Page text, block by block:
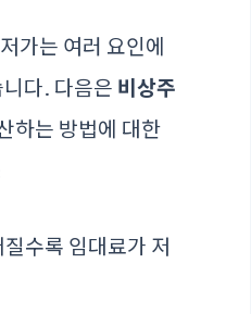
가는 여러 요인에
다. 다음은 비상주
하는 방법에 대한
수록 임대료가 저